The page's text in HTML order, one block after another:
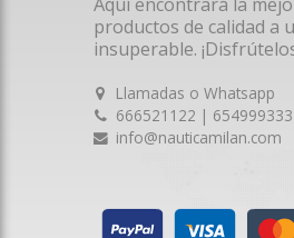
productos de calidad a
insuperable.
Llamadas o Whatsapp
666521122 | 654999333
info@nauticamilan.com